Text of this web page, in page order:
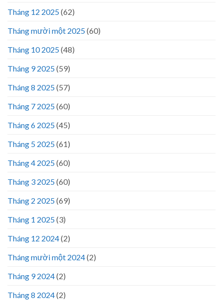
Tháng 12 2025(62)
Tháng mười một 2025(60)
Tháng 10 2025(48)
Tháng 9 2025(59)
Tháng 8 2025(57)
Tháng 7 2025(60)
Tháng 6 2025(45)
Tháng 5 2025(61)
Tháng 4 2025(60)
Tháng 3 2025(60)
Tháng 2 2025(69)
Tháng 1 2025(3)
Tháng 12 2024(2)
Tháng mười một 2024(2)
Tháng 9 2024(2)
Tháng 8 2024(2)